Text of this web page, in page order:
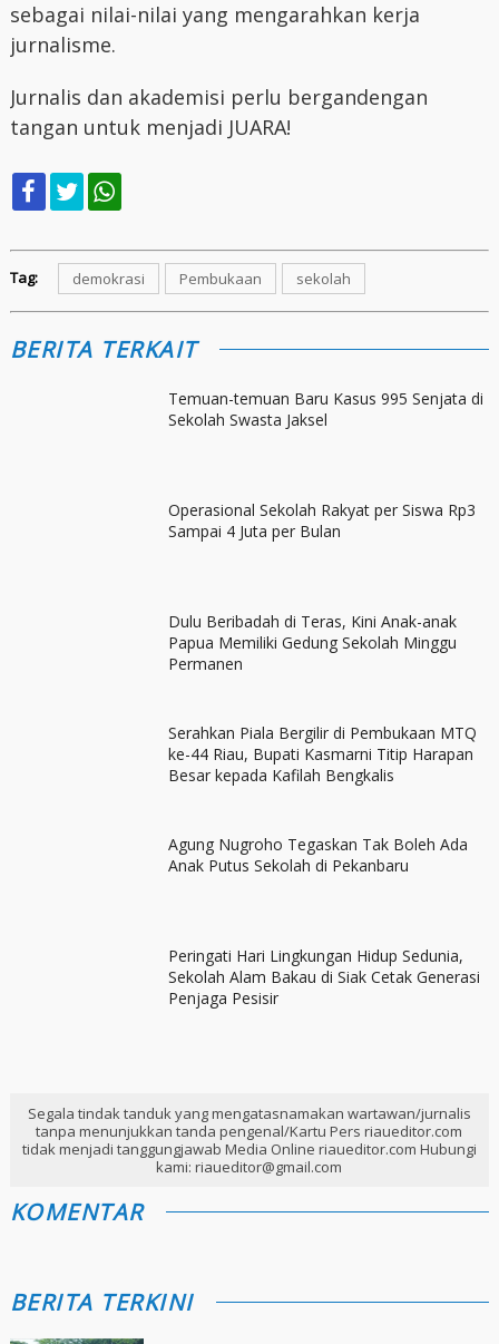
sebagai nilai-nilai yang mengarahkan kerja
jurnalisme.
Jurnalis dan akademisi perlu bergandengan
tangan untuk menjadi JUARA!
Tag: demokrasi Pembukaan sekolah
BERITA TERKAIT
Temuan-temuan Baru Kasus 995 Senjata di
Sekolah Swasta Jaksel
Operasional Sekolah Rakyat per Siswa Rp3
Sampai 4 Juta per Bulan
Dulu Beribadah di Teras, Kini Anak-anak
Papua Memiliki Gedung Sekolah Minggu
Permanen
Serahkan Piala Bergilir di Pembukaan MTQ
ke-44 Riau, Bupati Kasmarni Titip Harapan
Besar kepada Kafilah Bengkalis
Agung Nugroho Tegaskan Tak Boleh Ada
Anak Putus Sekolah di Pekanbaru
Peringati Hari Lingkungan Hidup Sedunia,
Sekolah Alam Bakau di Siak Cetak Generasi
Penjaga Pesisir
Segala tindak tanduk yang mengatasnamakan wartawan/jurnalis
tanpa menunjukkan tanda pengenal/Kartu Pers riaueditor.com
tidak menjadi tanggungjawab Media Online riaueditor.com Hubungi
kami: riaueditor@gmail.com
KOMENTAR
BERITA TERKINI